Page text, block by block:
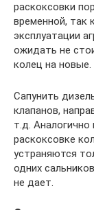
раскоксовки
временной, так
эксплуатации
ожидать не
колец на новые.
Сапунить
клапанов,
т.д.
раскоксовке
устраняются
одних
не дает.